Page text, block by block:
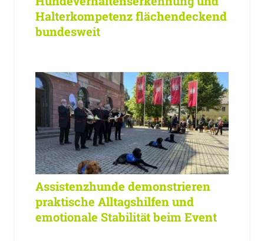
Halterkompetenz flächendeckend
bundesweit
Assistenzhunde demonstrieren
praktische Alltagshilfen und
emotionale Stabilität beim Event